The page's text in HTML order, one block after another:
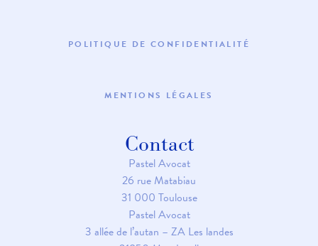
POLITIQUE DE CONFIDENTIALITÉ
MENTIONS LÉGALES
Contact
Pastel Avocat
26 rue Matabiau
31 000 Toulouse
Pastel Avocat
3 allée de l’autan – ZA Les landes